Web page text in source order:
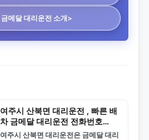
금메달 대리운전 소개>
여주시 산북면 대리운전 , 빠른 배
차 금메달 대리운전 전화번호
1577-4774
여주시 산북면 대리운전은 금메달 대리